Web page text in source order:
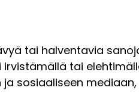
tai halventavia
irvistämällä tai
sosiaaliseen